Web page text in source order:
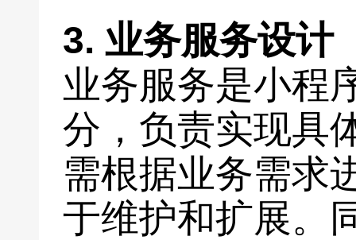
3. 业务服务设计
业务服务是小程
分，负责实现具
需根据业务需求
于维护和扩展。